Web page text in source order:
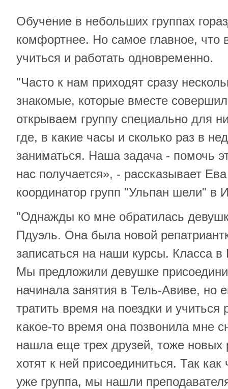
Обучение в небольших группах
комфортнее. Но самое главное, что
учиться и работать одновременно.
"Часто к нам приходят сразу
знакомые, которые вместе
открываем группу специально для
где, в какие часы и сколько раз в
заниматься. Наша задача - помочь
нас получается», - рассказывает
координатор групп "Ульпан шели" в
"Однажды ко мне обратилась
Пдуэль. Она была новой
записаться на наши курсы. Класса
Мы предложили девушке
начинала занятия в Тель-Авиве, но
тратить время на поездки и
какое-то время она позвонила мне
нашла еще трех друзей, тоже новых
хотят к ней присоединиться. Так
уже группа, мы нашли